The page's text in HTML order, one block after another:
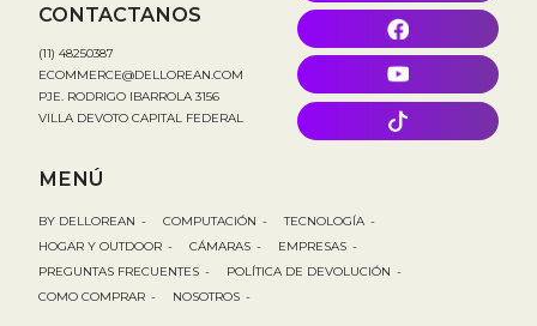
CONTACTANOS
(11) 48250387
ECOMMERCE@DELLOREAN.COM
PJE. RODRIGO IBARROLA 3156
VILLA DEVOTO CAPITAL FEDERAL
MENÚ
BY DELLOREAN - COMPUTACIÓN - TECNOLOGÍA -
HOGAR Y OUTDOOR - CÁMARAS - EMPRESAS -
PREGUNTAS FRECUENTES - POLÍTICA DE DEVOLUCIÓN -
COMO COMPRAR - NOSOTROS -